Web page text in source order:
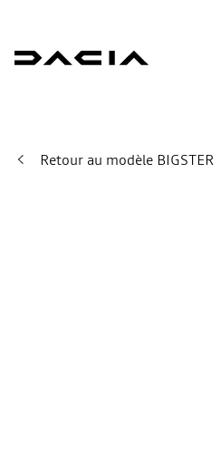
Retour au modèle BIGSTER